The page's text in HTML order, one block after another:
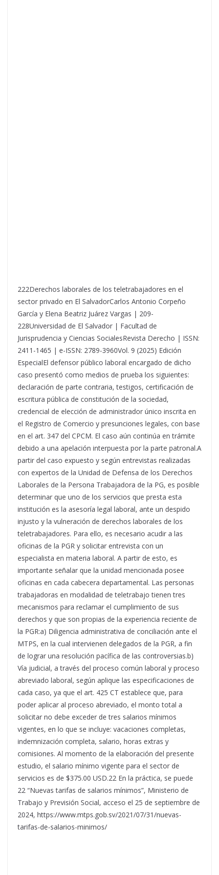
222Derechos laborales de los teletrabajadores en el
sector privado en El SalvadorCarlos Antonio Corpeño
García y Elena Beatriz Juárez Vargas | 209-
228Universidad de El Salvador | Facultad de
Jurisprudencia y Ciencias SocialesRevista Derecho | ISSN:
2411-1465 | e-ISSN: 2789-3960Vol. 9 (2025) Edición
EspecialEl defensor público laboral encargado de dicho
caso presentó como medios de prueba los siguientes:
declaración de parte contraria, testigos, certificación de
escritura pública de constitución de la sociedad,
credencial de elección de administrador único inscrita en
el Registro de Comercio y presunciones legales, con base
en el art. 347 del CPCM. El caso aún continúa en trámite
debido a una apelación interpuesta por la parte patronal.A
partir del caso expuesto y según entrevistas realizadas
con expertos de la Unidad de Defensa de los Derechos
Laborales de la Persona Trabajadora de la PG, es posible
determinar que uno de los servicios que presta esta
institución es la asesoría legal laboral, ante un despido
injusto y la vulneración de derechos laborales de los
teletrabajadores. Para ello, es necesario acudir a las
oficinas de la PGR y solicitar entrevista con un
especialista en materia laboral. A partir de esto, es
importante señalar que la unidad mencionada posee
oficinas en cada cabecera departamental. Las personas
trabajadoras en modalidad de teletrabajo tienen tres
mecanismos para reclamar el cumplimiento de sus
derechos y que son propias de la experiencia reciente de
la PGR:a) Diligencia administrativa de conciliación ante el
MTPS, en la cual intervienen delegados de la PGR, a fin
de lograr una resolución pacífica de las controversias.b)
Vía judicial, a través del proceso común laboral y proceso
abreviado laboral, según aplique las especificaciones de
cada caso, ya que el art. 425 CT establece que, para
poder aplicar al proceso abreviado, el monto total a
solicitar no debe exceder de tres salarios mínimos
vigentes, en lo que se incluye: vacaciones completas,
indemnización completa, salario, horas extras y
comisiones. Al momento de la elaboración del presente
estudio, el salario mínimo vigente para el sector de
servicios es de $375.00 USD.22 En la práctica, se puede
22 “Nuevas tarifas de salarios mínimos”, Ministerio de
Trabajo y Previsión Social, acceso el 25 de septiembre de
2024, https://www.mtps.gob.sv/2021/07/31/nuevas-
tarifas-de-salarios-minimos/